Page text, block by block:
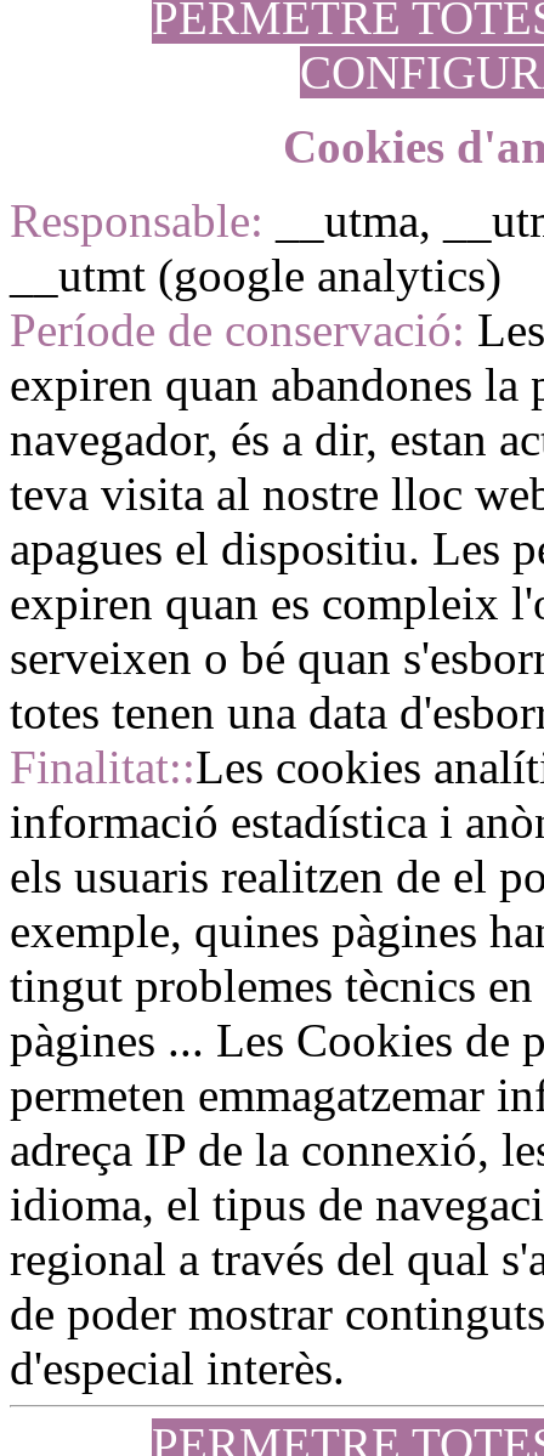
PERMETRE
Cookies
Responsable: __utma,
__utmt (google analytics)
Període de conservació:
expiren quan abandones la
navegador, és a dir, estan
teva visita al nostre lloc
apagues el dispositiu. Les
expiren quan es compleix
serveixen o bé quan
totes tenen una data
Finalitat::Les cookies
informació estadística i
els usuaris realitzen de el
exemple, quines pàgines
tingut problemes tècnics en
pàgines ... Les Cookies de
permeten emmagatzemar
adreça IP de la connexió,
idioma, el tipus de
regional a través del qual
de poder mostrar
d'especial interès.
PERMETRE